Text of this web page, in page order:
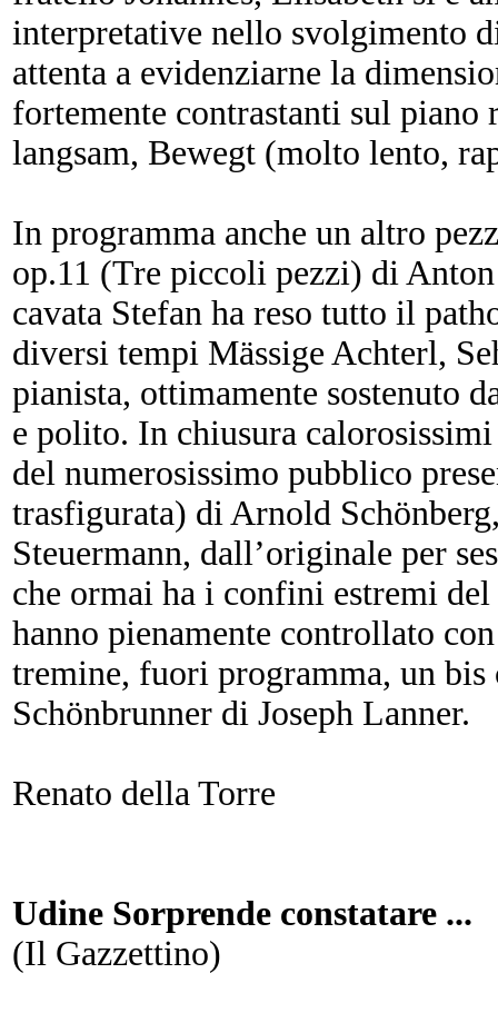
interpretative nello svolgimento
attenta a evidenziarne la
fortemente contrastanti sul piano
langsam, Bewegt (molto lento,
In programma anche un altro
op.11 (Tre piccoli pezzi) di
cavata Stefan ha reso tutto il
diversi tempi Mässige Achterl,
pianista, ottimamente sostenuto
e polito. In chiusura
del numerosissimo pubblico
trasfigurata) di Arnold
Steuermann, dall’originale per
che ormai ha i confini estremi
hanno pienamente controllato
tremine, fuori programma, un
Schönbrunner di Joseph Lanner.
Renato della Torre
Udine Sorprende constatare ...
(Il Gazzettino)